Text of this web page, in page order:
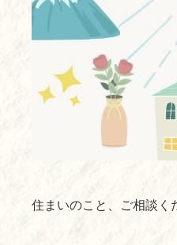
住まいのこと、ご相談く